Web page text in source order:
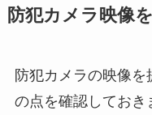
防犯カメラ映像
防犯カメラの映像
の点を確認しておき